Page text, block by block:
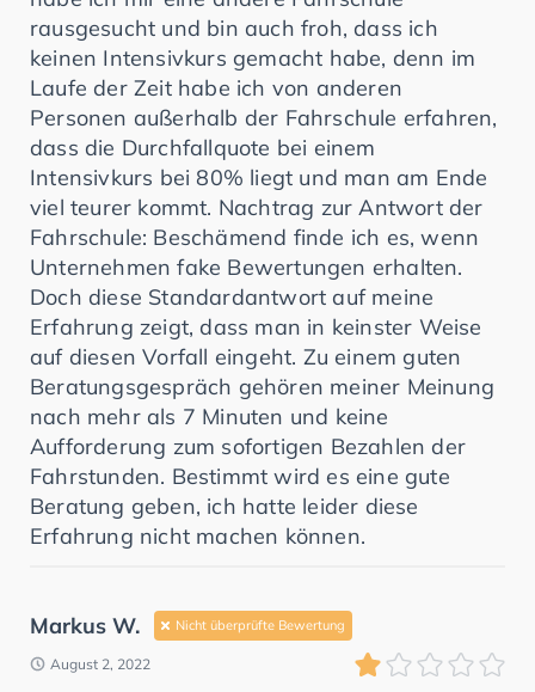
rausgesucht und bin auch froh, dass ich
keinen Intensivkurs gemacht habe, denn im
Laufe der Zeit habe ich von anderen
Personen außerhalb der Fahrschule erfahren,
dass die Durchfallquote bei einem
Intensivkurs bei 80% liegt und man am Ende
viel teurer kommt. Nachtrag zur Antwort der
Fahrschule: Beschämend finde ich es, wenn
Unternehmen fake Bewertungen erhalten.
Doch diese Standardantwort auf meine
Erfahrung zeigt, dass man in keinster Weise
auf diesen Vorfall eingeht. Zu einem guten
Beratungsgespräch gehören meiner Meinung
nach mehr als 7 Minuten und keine
Aufforderung zum sofortigen Bezahlen der
Fahrstunden. Bestimmt wird es eine gute
Beratung geben, ich hatte leider diese
Erfahrung nicht machen können.
Markus W. Nicht überprüfte Bewertung
August 2, 2022